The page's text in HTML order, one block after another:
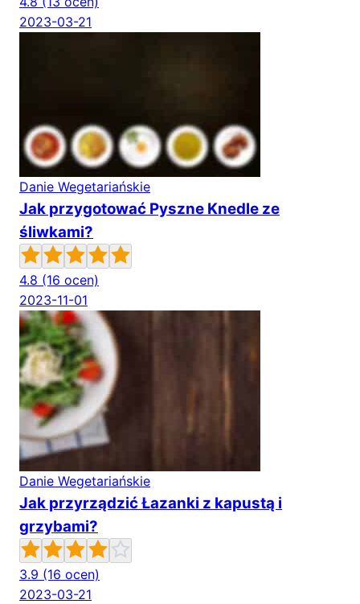
2023-03-21
Danie Wegetariańskie
Jak przygotować Pyszne Knedle ze
śliwkami?
4.8 (16 ocen)
2023-11-01
Danie Wegetariańskie
Jak przyrządzić Łazanki z kapustą i
grzybami?
3.9 (16 ocen)
2023-03-21